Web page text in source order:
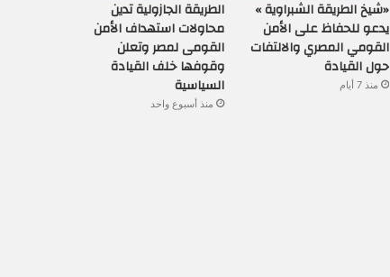
«شيخ الطريقة الشبراوية »
يدعو للحفاظ على الأمن
القومي المصري والالتفات
حول القيادة
منذ 7 أيام
الطريقة الجازولية تدين
محاولات استهداف الأمن
القومى لمصر وتعلن
وقوفها خلف القيادة
السياسية
منذ أسبوع واحد